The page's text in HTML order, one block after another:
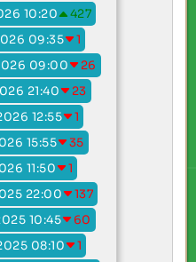
10:20
427
09:35
1
09:00
26
21:40
23
12:55
1
15:55
35
11:50
1
22:00
137
10:45
60
08:10
1